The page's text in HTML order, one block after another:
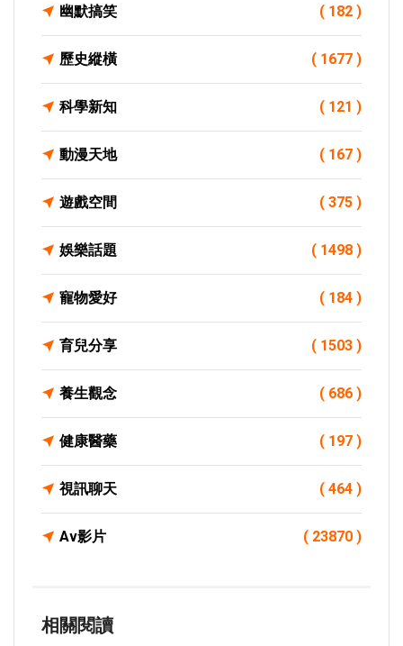
幽默搞笑 ( 182 )
歷史縱橫 ( 1677 )
科學新知 ( 121 )
動漫天地 ( 167 )
遊戲空間 ( 375 )
娛樂話題 ( 1498 )
寵物愛好 ( 184 )
育兒分享 ( 1503 )
養生觀念 ( 686 )
健康醫藥 ( 197 )
視訊聊天 ( 464 )
Av影片 ( 23870 )
相關閱讀